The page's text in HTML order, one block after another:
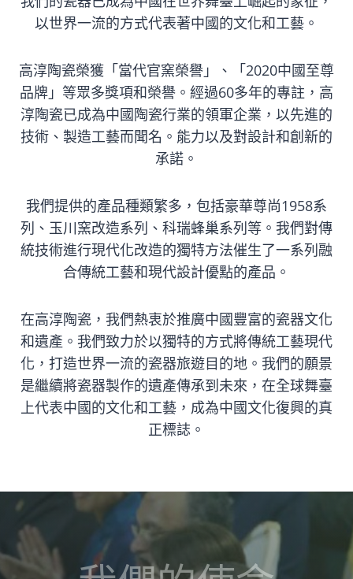
以世界一流的方式代表著中國的文化和工藝。
高淳陶瓷榮獲「當代官窯榮譽」、「2020中國至尊
品牌」等眾多獎項和榮譽。經過60多年的專註，高
淳陶瓷已成為中國陶瓷行業的領軍企業，以先進的
技術、製造工藝而聞名。能力以及對設計和創新的
承諾。
我們提供的產品種類繁多，包括豪華尊尚1958系
列、玉川窯改造系列、科瑞蜂巢系列等。我們對傳
統技術進行現代化改造的獨特方法催生了一系列融
合傳統工藝和現代設計優點的產品。
在高淳陶瓷，我們熱衷於推廣中國豐富的瓷器文化
和遺產。我們致力於以獨特的方式將傳統工藝現代
化，打造世界一流的瓷器旅遊目的地。我們的願景
是繼續將瓷器製作的遺產傳承到未來，在全球舞臺
上代表中國的文化和工藝，成為中國文化復興的真
正標誌。